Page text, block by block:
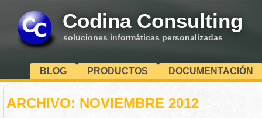
Codina Consulting
soluciones informáticas personalizadas
BLOG PRODUCTOS DOCUMENTACIÓN
ARCHIVO: NOVIEMBRE 2012